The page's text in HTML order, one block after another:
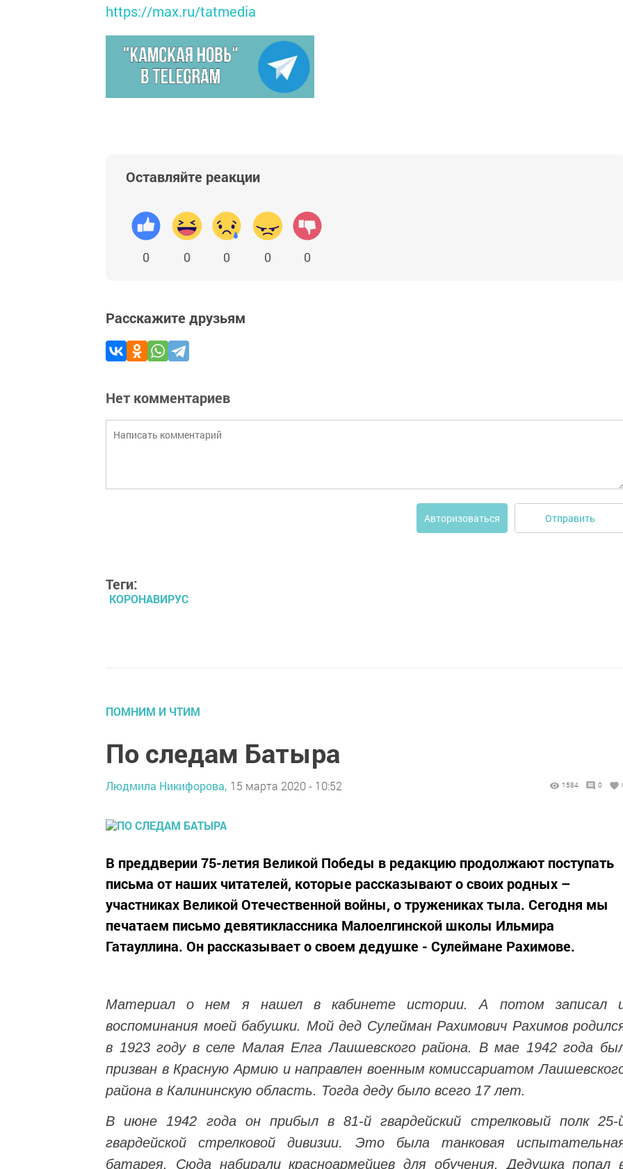
https://max.ru/tatmedia
Оставляйте реакции
0 0 0 0 0
Расскажите друзьям
Нет комментариев
Авторизоваться Отправить
Теги:
КОРОНАВИРУС
ПОМНИМ И ЧТИМ
По следам Батыра
Людмила Никифорова, 15 марта 2020 - 10:52 1584 0
В преддверии 75-летия Великой Победы в редакцию продолжают поступать
письма от наших читателей, которые рассказывают о своих родных –
участниках Великой Отечественной войны, о тружениках тыла. Сегодня мы
печатаем письмо девятиклассника Малоелгинской школы Ильмира
Гатауллина. Он рассказывает о своем дедушке - Сулеймане Рахимове.
Материал о нем я нашел в кабинете истории. А потом записал
воспоминания моей бабушки. Мой дед Сулейман Рахимович Рахимов
в 1923 году в селе Малая Елга Лаишевского района. В мае 1942 года
призван в Красную Армию и направлен военным комиссариатом
района в Калининскую область. Тогда деду было всего 17 лет.
В июне 1942 года он прибыл в 81-й гвардейский стрелковый полк 25-
гвардейской стрелковой дивизии. Это была танковая
батарея. Сюда набирали красноармейцев для обучения. Дедушка попал